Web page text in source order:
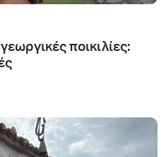
ποικιλίες: